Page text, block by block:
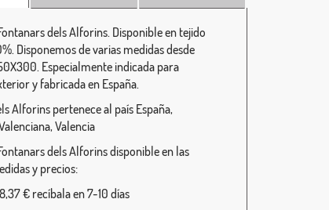
dels Alforins. Disponible en tejido
Disponemos de varias medidas desde
Especialmente indicada para
y fabricada en España.
Alforins pertenece al país España,
Valencia
dels Alforins disponible en las
y precios:
€ recíbala en 7-10 días